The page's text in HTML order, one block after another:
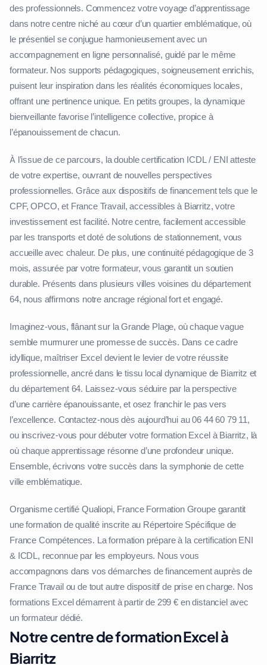
des professionnels. Commencez votre voyage d’apprentissage
dans notre centre niché au cœur d’un quartier emblématique, où
le présentiel se conjugue harmonieusement avec un
accompagnement en ligne personnalisé, guidé par le même
formateur. Nos supports pédagogiques, soigneusement enrichis,
puisent leur inspiration dans les réalités économiques locales,
offrant une pertinence unique. En petits groupes, la dynamique
bienveillante favorise l’intelligence collective, propice à
l’épanouissement de chacun.
À l’issue de ce parcours, la double certification ICDL / ENI atteste
de votre expertise, ouvrant de nouvelles perspectives
professionnelles. Grâce aux dispositifs de financement tels que le
CPF, OPCO, et France Travail, accessibles à Biarritz, votre
investissement est facilité. Notre centre, facilement accessible
par les transports et doté de solutions de stationnement, vous
accueille avec chaleur. De plus, une continuité pédagogique de 3
mois, assurée par votre formateur, vous garantit un soutien
durable. Présents dans plusieurs villes voisines du département
64, nous affirmons notre ancrage régional fort et engagé.
Imaginez-vous, flânant sur la Grande Plage, où chaque vague
semble murmurer une promesse de succès. Dans ce cadre
idyllique, maîtriser Excel devient le levier de votre réussite
professionnelle, ancré dans le tissu local dynamique de Biarritz et
du département 64. Laissez-vous séduire par la perspective
d’une carrière épanouissante, et osez franchir le pas vers
l’excellence. Contactez-nous dès aujourd’hui au 06 44 60 79 11,
ou inscrivez-vous pour débuter votre formation Excel à Biarritz, là
où chaque apprentissage résonne d’une profondeur unique.
Ensemble, écrivons votre succès dans la symphonie de cette
ville emblématique.
Organisme certifié Qualiopi, France Formation Groupe garantit
une formation de qualité inscrite au Répertoire Spécifique de
France Compétences. La formation prépare à la certification ENI
& ICDL, reconnue par les employeurs. Nous vous
accompagnons dans vos démarches de financement auprès de
France Travail ou de tout autre dispositif de prise en charge. Nos
formations Excel démarrent à partir de 299 € en distanciel avec
un formateur dédié.
Notre centre de formation Excel à
Biarritz